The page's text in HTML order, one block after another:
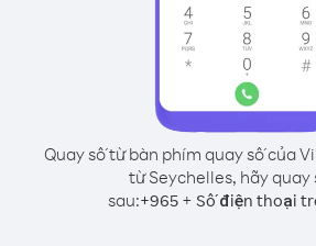
Quay số từ bàn phím quay số của
từ Seychelles, hãy quay
sau:+965+ Số điện thoại